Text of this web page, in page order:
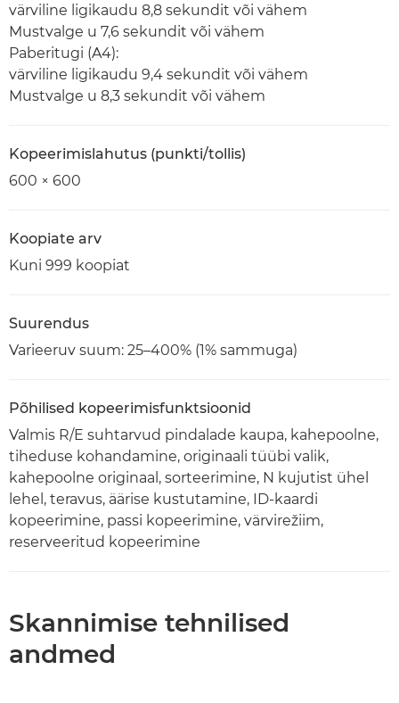
värviline ligikaudu 8,8 sekundit või vähem
Mustvalge u 7,6 sekundit või vähem
Paberitugi (A4):
värviline ligikaudu 9,4 sekundit või vähem
Mustvalge u 8,3 sekundit või vähem
Kopeerimislahutus (punkti/tollis)
600 × 600
Koopiate arv
Kuni 999 koopiat
Suurendus
Varieeruv suum: 25–400% (1% sammuga)
Põhilised kopeerimisfunktsioonid
Valmis R/E suhtarvud pindalade kaupa, kahepoolne,
tiheduse kohandamine, originaali tüübi valik,
kahepoolne originaal, sorteerimine, N kujutist ühel
lehel, teravus, äärise kustutamine, ID-kaardi
kopeerimine, passi kopeerimine, värvirežiim,
reserveeritud kopeerimine
Skannimise tehnilised
andmed